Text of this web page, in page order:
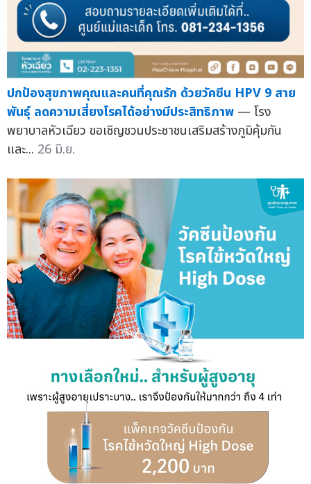
ปกป้องสุขภาพคุณและคนที่คุณรัก ด้วยวัคซีน HPV 9 สาย
พันธุ์ ลดความเสี่ยงโรคได้อย่างมีประสิทธิภาพ — โรง
พยาบาลหัวเฉียว ขอเชิญชวนประชาชนเสริมสร้างภูมิคุ้มกัน
และ... 26 มิ.ย.